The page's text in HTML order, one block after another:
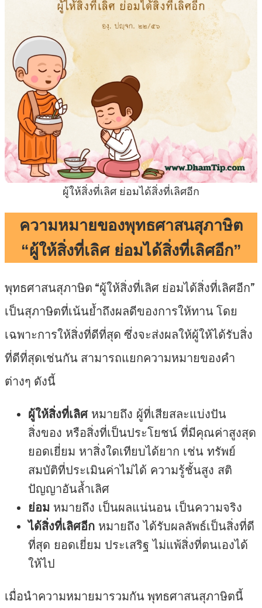
ผู้ให้สิ่งที่เลิศ ย่อมได้สิ่งที่เลิศอีก
ความหมายของพุทธศาสนสุภาษิต
“ผู้ให้สิ่งที่เลิศ ย่อมได้สิ่งที่เลิศอีก”
พุทธศาสนสุภาษิต “ผู้ให้สิ่งที่เลิศ ย่อมได้สิ่งที่เลิศอีก”
เป็นสุภาษิตที่เน้นย้ำถึงผลดีของการให้ทาน โดย
เฉพาะการให้สิ่งที่ดีที่สุด ซึ่งจะส่งผลให้ผู้ให้ได้รับสิ่ง
ที่ดีที่สุดเช่นกัน สามารถแยกความหมายของคำ
ต่างๆ ดังนี้
ผู้ให้สิ่งที่เลิศหมายถึง ผู้ที่เสียสละแบ่งปัน
สิ่งของ หรือสิ่งที่เป็นประโยชน์ ที่มีคุณค่าสูงสุด
ยอดเยี่ยม หาสิ่งใดเทียบได้ยาก เช่น ทรัพย์
สมบัติที่ประเมินค่าไม่ได้ ความรู้ชั้นสูง สติ
ปัญญาอันล้ำเลิศ
ย่อม หมายถึง เป็นผลแน่นอน เป็นความจริง
ได้สิ่งที่เลิศอีก หมายถึง ได้รับผลลัพธ์เป็นสิ่งที่ดี
ที่สุด ยอดเยี่ยม ประเสริฐ ไม่แพ้สิ่งที่ตนเองได้
ให้ไป
เมื่อนำความหมายมารวมกัน พุทธศาสนสุภาษิตนี้